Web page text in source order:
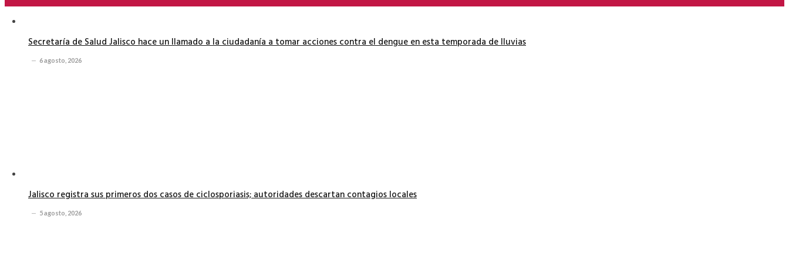
Secretaría de Salud Jalisco hace un llamado a la ciudadanía a tomar acciones contra el dengue en esta temporada de lluvias
6 agosto, 2026
Jalisco registra sus primeros dos casos de ciclosporiasis; autoridades descartan contagios locales
5 agosto, 2026